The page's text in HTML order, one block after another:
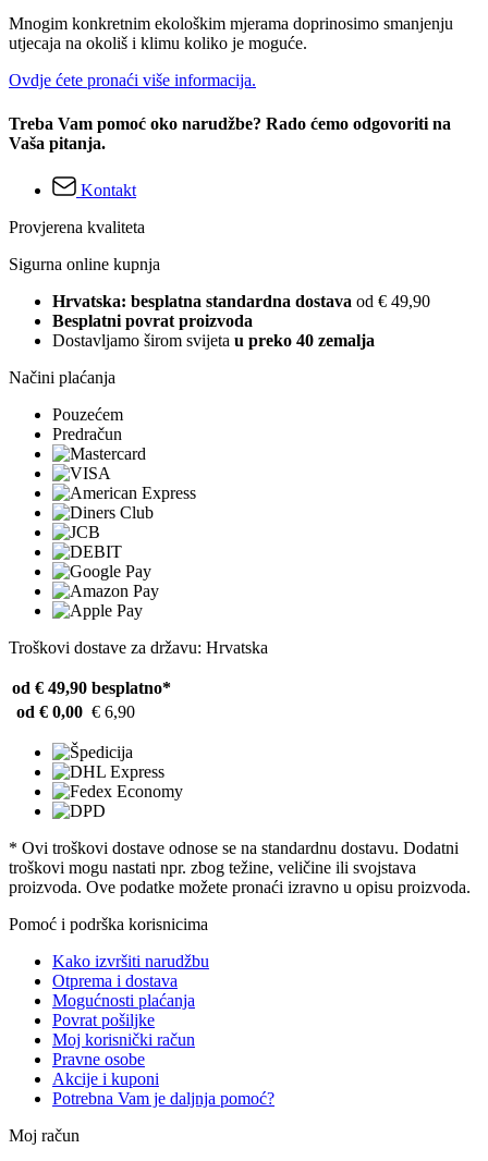
Mnogim konkretnim ekološkim mjerama doprinosimo smanjenju
utjecaja na okoliš i klimu koliko je moguće.
Ovdje ćete pronaći više informacija.
Treba Vam pomoć oko narudžbe? Rado ćemo odgovoriti na
Vaša pitanja.
Kontakt
Provjerena kvaliteta
Sigurna online kupnja
Hrvatska: besplatna standardna dostava od € 49,90
Besplatni povrat proizvoda
Dostavljamo širom svijeta u preko 40 zemalja
Načini plaćanja
Pouzećem
Predračun
Troškovi dostave za državu: Hrvatska
od € 49,90 besplatno*
od € 0,00 € 6,90
* Ovi troškovi dostave odnose se na standardnu ​​dostavu. Dodatni
troškovi mogu nastati npr. zbog težine, veličine ili svojstava
proizvoda. Ove podatke možete pronaći izravno u opisu proizvoda.
Pomoć i podrška korisnicima
Kako izvršiti narudžbu
Otprema i dostava
Mogućnosti plaćanja
Povrat pošiljke
Moj korisnički račun
Pravne osobe
Akcije i kuponi
Potrebna Vam je daljnja pomoć?
Moj račun